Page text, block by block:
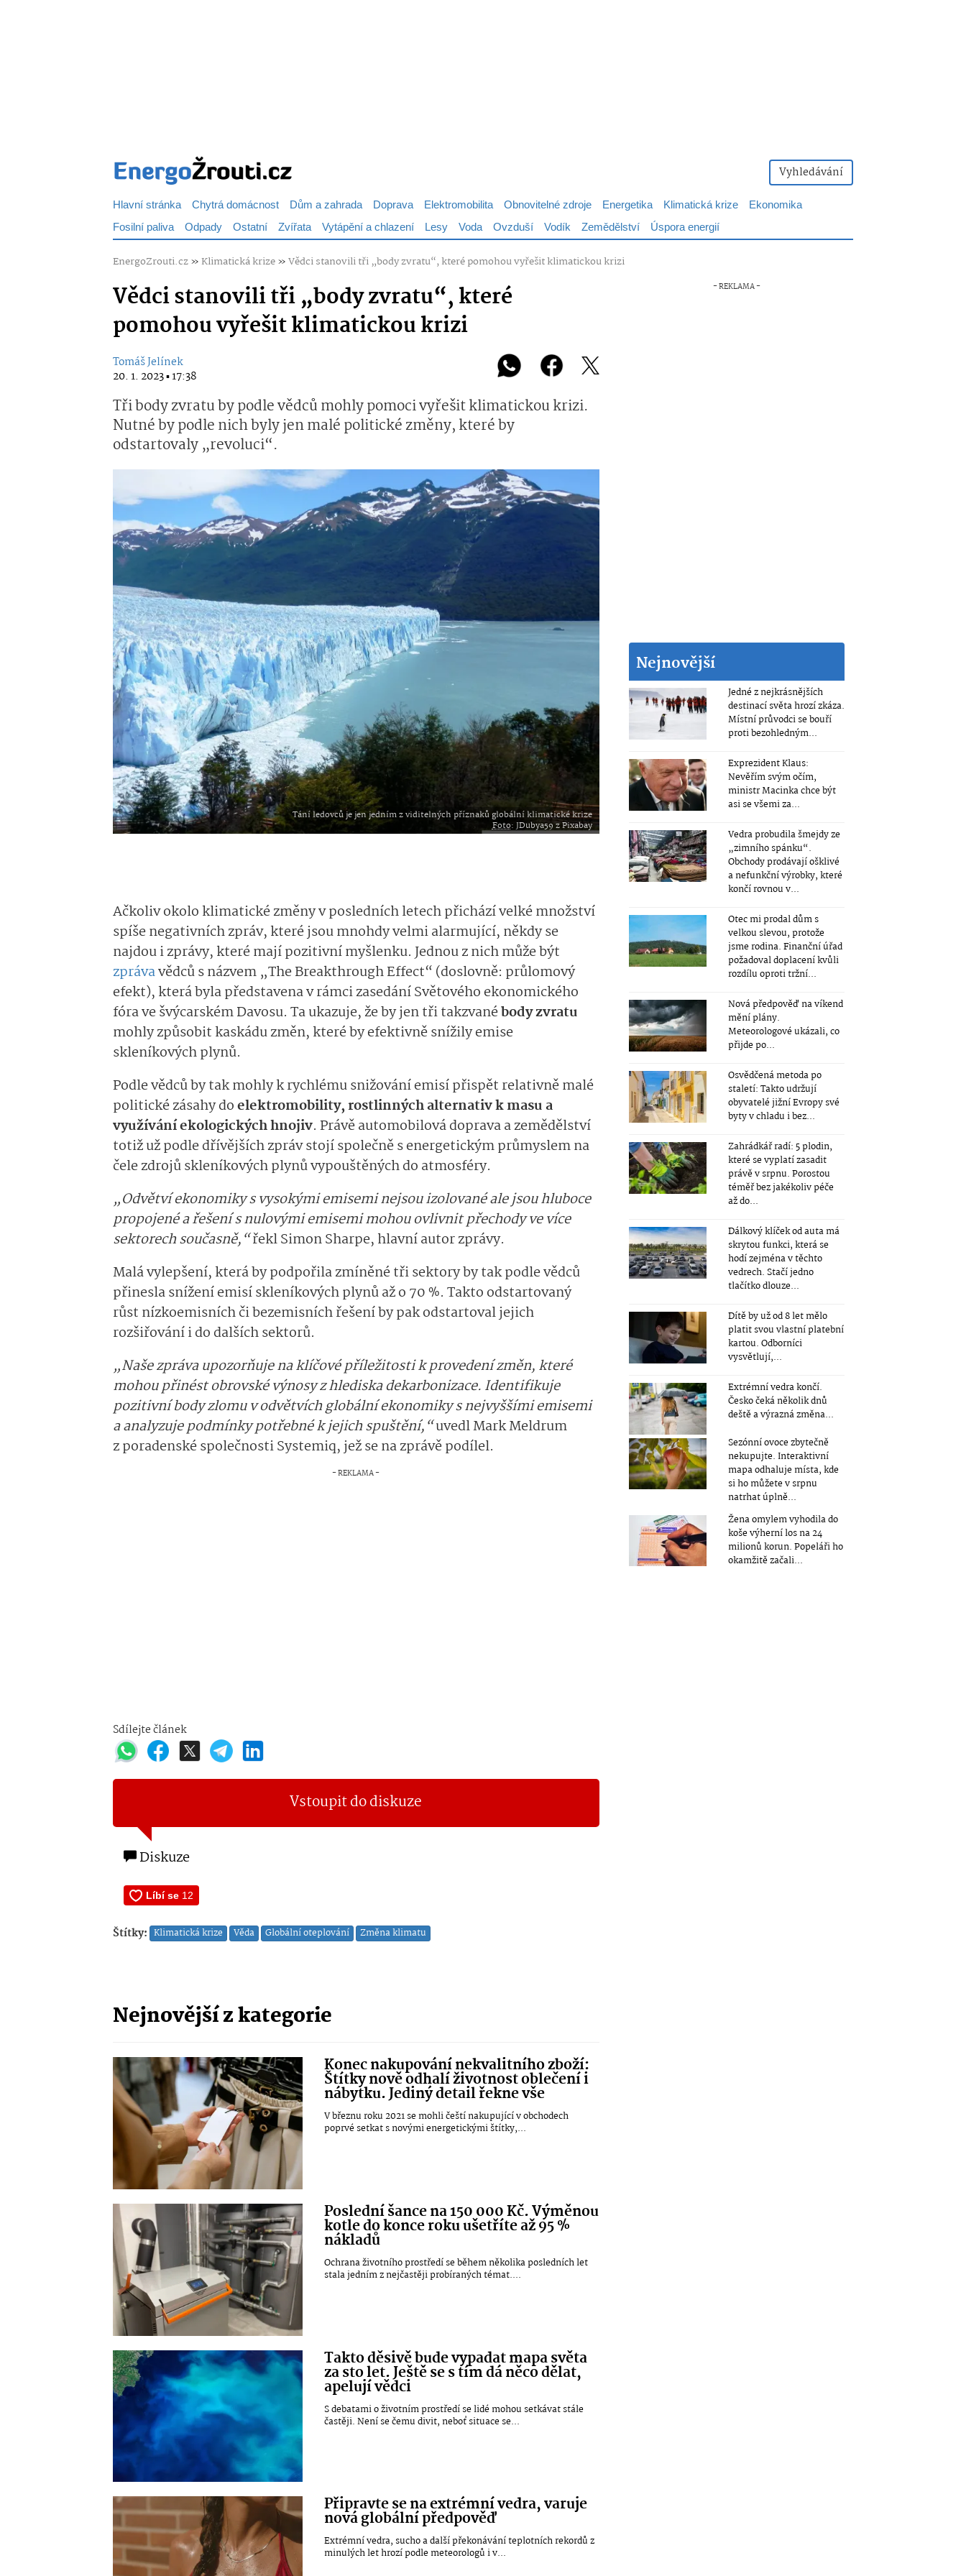
Vyhledávání
Hlavní stránka Chytrá domácnost Dům a zahrada Doprava Elektromobilita Obnovitelné zdroje Energetika Klimatická krize
Ekonomika
Fosilní paliva Odpady Ostatní Zvířata Vytápění a chlazení Lesy Voda Ovzduší Vodík Zemědělství Úspora energií
EnergoZrouti.cz»Klimatická krize»Vědci stanovili tři „body zvratu“, které pomohou vyřešit klimatickou krizi
Vědci stanovili tři „body zvratu“, které
pomohou vyřešit klimatickou krizi
Tomáš Jelínek
20. 1. 2023 ▪ 17:38
Tři body zvratu by podle vědců mohly pomoci vyřešit klimatickou krizi.
Nutné by podle nich byly jen malé politické změny, které by
odstartovaly „revoluci“.
Tání ledovců je jen jedním z viditelných příznaků globální klimatické krize
Foto: JDubya59 z Pixabay
Ačkoliv okolo klimatické změny v posledních letech přichází velké množství
spíše negativních zpráv, které jsou mnohdy velmi alarmující, někdy se
najdou i zprávy, které mají pozitivní myšlenku. Jednou z nich může být
zprávavědců s názvem „The Breakthrough Effect“ (doslovně: průlomový
efekt), která byla představena v rámci zasedání Světového ekonomického
fóra ve švýcarském Davosu. Ta ukazuje, že by jen tři takzvanébody zvratu
mohly způsobit kaskádu změn, které by efektivně snížily emise
skleníkových plynů.
Podle vědců by tak mohly k rychlému snižování emisí přispět relativně malé
politické zásahy doelektromobility, rostlinných alternativ k masu a
využívání ekologických hnojiv. Právě automobilová doprava a zemědělství
totiž už podle dřívějších zpráv stojí společně s energetickým průmyslem na
čele zdrojů skleníkových plynů vypouštěných do atmosféry.
„Odvětví ekonomiky s vysokými emisemi nejsou izolované ale jsou hluboce
propojené a řešení s nulovými emisemi mohou ovlivnit přechody ve více
sektorech současně,“řekl Simon Sharpe, hlavní autor zprávy.
Malá vylepšení, která by podpořila zmíněné tři sektory by tak podle vědců
přinesla snížení emisí skleníkových plynů až o 70 %. Takto odstartovaný
růst nízkoemisních či bezemisních řešení by pak odstartoval jejich
rozšiřování i do dalších sektorů.
„Naše zpráva upozorňuje na klíčové příležitosti k provedení změn, které
mohou přinést obrovské výnosy z hlediska dekarbonizace. Identifikuje
pozitivní body zlomu v odvětvích globální ekonomiky s nejvyššími emisemi
a analyzuje podmínky potřebné k jejich spuštění,“uvedl Mark Meldrum
z poradenské společnosti Systemiq, jež se na zprávě podílel.
Sdílejte článek
Vstoupit do diskuze
Diskuze
Štítky: Klimatická krize Věda Globální oteplování Změna klimatu
Nejnovější z kategorie
Konec nakupování nekvalitního zboží:
Štítky nově odhalí životnost oblečení i
nábytku. Jediný detail řekne vše
V březnu roku 2021 se mohli čeští nakupující v obchodech
poprvé setkat s novými energetickými štítky,...
Poslední šance na 150 000 Kč. Výměnou
kotle do konce roku ušetříte až 95 %
nákladů
Ochrana životního prostředí se během několika posledních let
stala jedním z nejčastěji probíraných témat....
Takto děsivě bude vypadat mapa světa
za sto let. Ještě se s tím dá něco dělat,
apelují vědci
S debatami o životním prostředí se lidé mohou setkávat stále
častěji. Není se čemu divit, neboť situace se...
Připravte se na extrémní vedra, varuje
nová globální předpověď
Extrémní vedra, sucho a další překonávání teplotních rekordů z
minulých let hrozí podle meteorologů i v...
Nejnovější
Jedné z nejkrásnějších
destinací světa hrozí zkáza.
Místní průvodci se bouří
proti bezohledným...
Exprezident Klaus:
Nevěřím svým očím,
ministr Macinka chce být
asi se všemi za...
Vedra probudila šmejdy ze
„zimního spánku“.
Obchody prodávají ošklivé
a nefunkční výrobky, které
končí rovnou v...
Otec mi prodal dům s
velkou slevou, protože
jsme rodina. Finanční úřad
požadoval doplacení kvůli
rozdílu oproti tržní...
Nová předpověď na víkend
mění plány.
Meteorologové ukázali, co
přijde po...
Osvědčená metoda po
staletí: Takto udržují
obyvatelé jižní Evropy své
byty v chladu i bez...
Zahrádkář radí: 5 plodin,
které se vyplatí zasadit
právě v srpnu. Porostou
téměř bez jakékoliv péče
až do...
Dálkový klíček od auta má
skrytou funkci, která se
hodí zejména v těchto
vedrech. Stačí jedno
tlačítko dlouze...
Dítě by už od 8 let mělo
platit svou vlastní platební
kartou. Odborníci
vysvětlují,...
Extrémní vedra končí.
Česko čeká několik dnů
deště a výrazná změna...
Sezónní ovoce zbytečně
nekupujte. Interaktivní
mapa odhaluje místa, kde
si ho můžete v srpnu
natrhat úplně...
Žena omylem vyhodila do
koše výherní los na 24
milionů korun. Popeláři ho
okamžitě začali...